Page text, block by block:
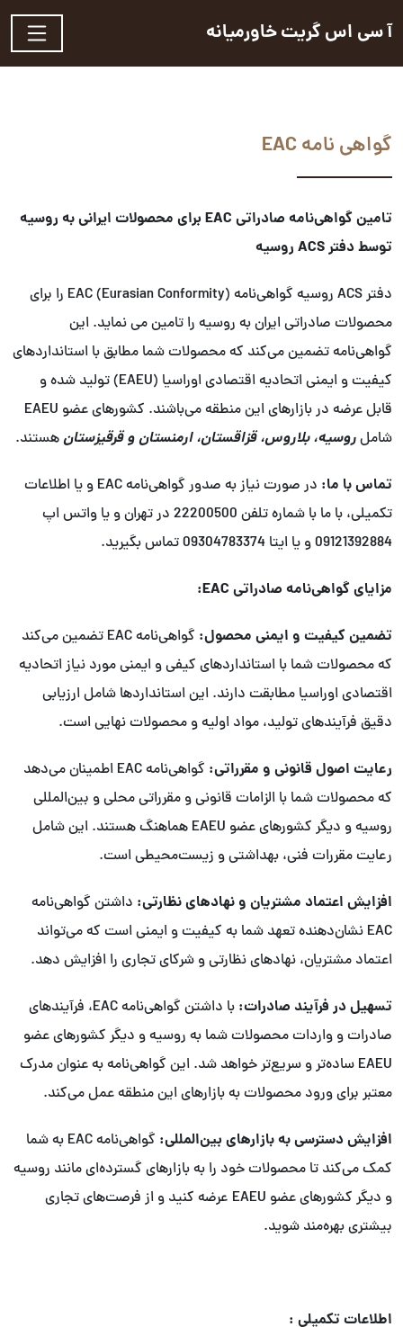
آ سی اس گریت خاورمیانه
گواهی نامه EAC
تامین گواهی‌نامه صادراتی EAC برای محصولات ایرانی به روسیه
توسط دفتر ACS روسیه
دفتر ACS روسیه گواهی‌نامه EAC (Eurasian Conformity) را برای
محصولات صادراتی ایران به روسیه را تامین می نماید. این
گواهی‌نامه تضمین می‌کند که محصولات شما مطابق با استانداردهای
کیفیت و ایمنی اتحادیه اقتصادی اوراسیا (EAEU) تولید شده و
قابل عرضه در بازارهای این منطقه می‌باشند. کشورهای عضو EAEU
شاملروسیه، بلاروس، قزاقستان، ارمنستان و قرقیزستانهستند.
تماس با ما:
در صورت نیاز به صدور گواهی‌نامه EAC و یا اطلاعات
تکمیلی، با ما با شماره تلفن 22200500 در تهران و یا واتس اپ
09121392884 و یا ایتا 09304783374 تماس بگیرید.
مزایای گواهی‌نامه صادراتی EAC:
تضمین کیفیت و ایمنی محصول:
گواهی‌نامه EAC تضمین می‌کند
که محصولات شما با استانداردهای کیفی و ایمنی مورد نیاز اتحادیه
اقتصادی اوراسیا مطابقت دارند. این استانداردها شامل ارزیابی
دقیق فرآیندهای تولید، مواد اولیه و محصولات نهایی است.
رعایت اصول قانونی و مقرراتی:
گواهی‌نامه EAC اطمینان می‌دهد
که محصولات شما با الزامات قانونی و مقرراتی محلی و بین‌المللی
روسیه و دیگر کشورهای عضو EAEU هماهنگ هستند. این شامل
رعایت مقررات فنی، بهداشتی و زیست‌محیطی است.
افزایش اعتماد مشتریان و نهادهای نظارتی: داشتن گواهی‌نامه
EAC نشان‌دهنده تعهد شما به کیفیت و ایمنی است که می‌تواند
اعتماد مشتریان، نهادهای نظارتی و شرکای تجاری را افزایش دهد.
تسهیل در فرآیند صادرات:
با داشتن گواهی‌نامه EAC، فرآیندهای
صادرات و واردات محصولات شما به روسیه و دیگر کشورهای عضو
EAEU ساده‌تر و سریع‌تر خواهد شد. این گواهی‌نامه به عنوان مدرک
معتبر برای ورود محصولات به بازارهای این منطقه عمل می‌کند.
افزایش دسترسی به بازارهای بین‌المللی:
گواهی‌نامه EAC به شما
کمک می‌کند تا محصولات خود را به بازارهای گسترده‌ای مانند روسیه
و دیگر کشورهای عضو EAEU عرضه کنید و از فرصت‌های تجاری
بیشتری بهره‌مند شوید.
اطلاعات تکمیلی :